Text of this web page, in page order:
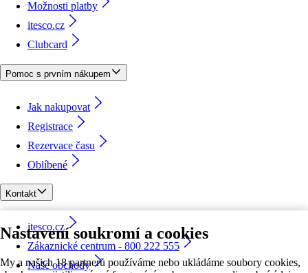
Nastavení soukromí a cookies
My a našich 18 partnerů používáme nebo ukládáme soubory cookies,
Možnosti platby
itesco.cz
Clubcard
Pomoc s prvním nákupem
Jak nakupovat
Registrace
Rezervace času
Oblíbené
Kontakt
itesco.cz
Zákaznické centrum - 800 222 555
Naše obchody